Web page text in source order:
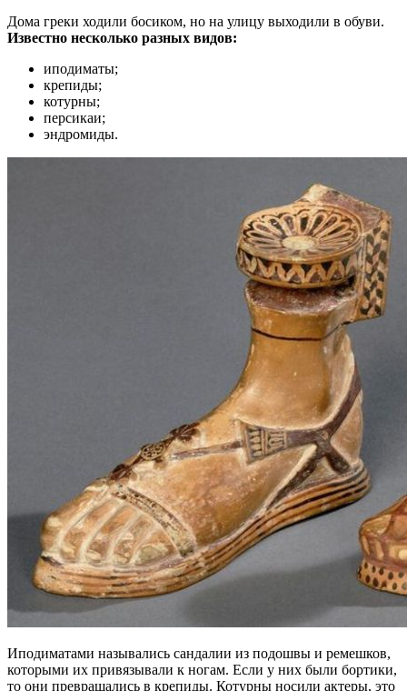
Дома греки ходили босиком, но на улицу выходили в обуви.
Известно несколько разных видов:
иподиматы;
крепиды;
котурны;
персикаи;
эндромиды.
Иподиматами назывались сандалии из подошвы и ремешков,
которыми их привязывали к ногам. Если у них были бортики,
то они превращались в крепиды. Котурны носили актеры, это